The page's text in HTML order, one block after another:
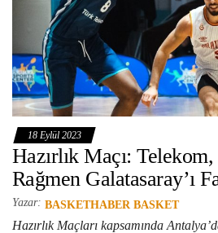
18 Eylül 2023
Hazırlık Maçı: Telekom,
Rağmen Galatasaray’ı
Yazar: BASKETHABER BASKET
Hazırlık Maçları kapsamında